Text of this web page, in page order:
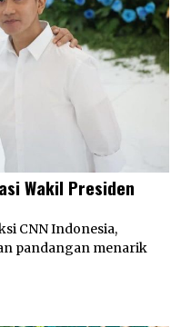
Wakil Presiden
CNN Indonesia,
pandangan menarik